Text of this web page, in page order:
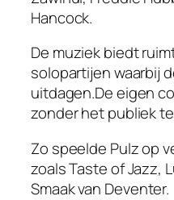
Hancock.
De muziek biedt
solopartijen waarbij
uitdagen.De eigen
zonder het publiek
Zo speelde Pulz op
zoals Taste of Jazz,
Smaak van Deventer.